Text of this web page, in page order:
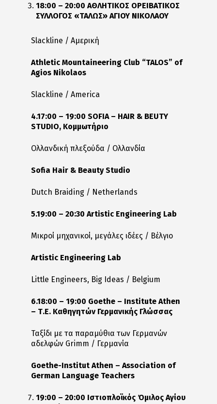
18:00 – 20:00 ΑΘΛΗΤΙΚΟΣ ΟΡΕΙΒΑΤΙΚΟΣ
ΣΥΛΛΟΓΟΣ «ΤΑΛΩΣ» ΑΓΙΟΥ ΝΙΚΟΛΑΟΥ
Slackline / Αμερική
Athletic Mountaineering Club “TALOS” of
Agios Nikolaos
Slackline / America
4.17:00 – 19:00 SOFIA – HAIR & BEUTY
STUDIO, Κομμωτήριο
Ολλανδική πλεξούδα / Ολλανδία
Sofia Hair & Beauty Studio
Dutch Braiding / Netherlands
5.19:00 – 20:30 Artistic Engineering Lab
Μικροί μηχανικοί, μεγάλες ιδέες / Βέλγιο
Artistic Engineering Lab
Little Engineers, Big Ideas / Belgium
6.18:00 – 19:00 Goethe – Institute Athen
– Τ.Ε. Καθηγητών Γερμανικής Γλώσσας
Ταξίδι με τα παραμύθια των Γερμανών
αδελφών Grimm / Γερμανία
Goethe-Institut Athen – Association of
German Language Teachers
19:00 – 20:00 Ιστιοπλοϊκός Όμιλος Αγίου